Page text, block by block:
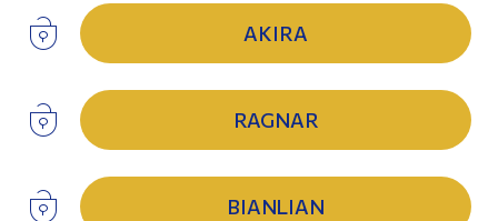
AKIRA
RAGNAR
BIANLIAN